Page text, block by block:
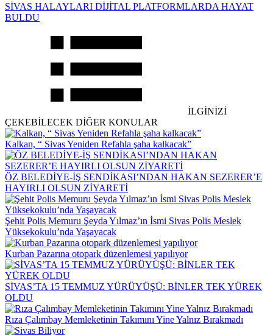
SİVAS HALAYLARI DİJİTAL PLATFORMLARDA HAYAT
BULDU
İLGİNİZİ
ÇEKEBİLECEK DİĞER KONULAR
Kalkan, “ Sivas Yeniden Refahla şaha kalkacak”
ÖZ BELEDİYE-İŞ SENDİKASI’NDAN HAKAN SEZERER’E
HAYIRLI OLSUN ZİYARETİ
Şehit Polis Memuru Şeyda Yılmaz’ın İsmi Sivas Polis Meslek
Yüksekokulu’nda Yaşayacak
Kurban Pazarına otopark düzenlemesi yapılıyor
SİVAS’TA 15 TEMMUZ YÜRÜYÜŞÜ: BİNLER TEK YÜREK
OLDU
Rıza Çalımbay Memleketinin Takımını Yine Yalnız Bırakmadı